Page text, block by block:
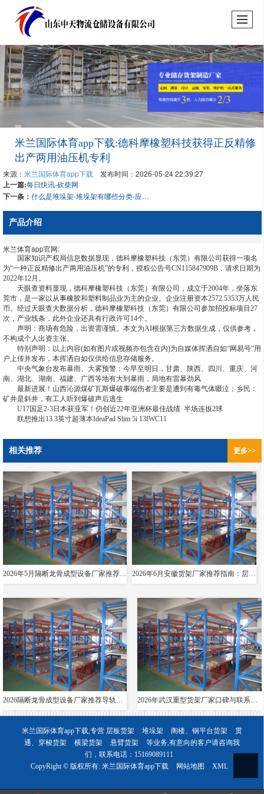
米兰国际体育app下载:德科摩橡塑科技获得正反精修
出产两用油压机专利
来源： 米兰国际体育app下载 发布时间：2026-05-24 22:39:27
上一篇:每日快讯-砍柴网
下一条： 什么是堆垛架-堆垛架有哪些分类-应用于哪里呢？
产品介绍
米兰体育app官网:
国家知识产权局信息数据显现，德科摩橡塑科技（东莞）有限公司获得一项名
为“一种正反精修出产两用油压机”的专利，授权公告号CN115847909B，请求日期为
2022年12月。
天眼查资料显现，德科摩橡塑科技（东莞）有限公司，成立于2004年，坐落东
莞市，是一家以从事橡胶和塑料制品业为主的企业。企业注册资本2572.5353万人民
币。经过天眼查大数据分析，德科摩橡塑科技（东莞）有限公司参加招投标项目27
次，产业线条，此外企业还具有行政许可14个。
声明：商场有危险，出资需谨慎。本文为AI根据第三方数据生成，仅供参考，
不构成个人出资主张。
特别声明：以上内容(如有图片或视频亦包含在内)为自媒体挥洒自如“网易号”用
户上传并发布，本挥洒自如仅供给信息存储服务。
中央气象台发布暴雨、大雾预警：今早至明日，甘肃、陕西、四川、重庆、河
南、湖北、湖南、福建、广西等地有大到暴雨，局地有雷暴劲风
最新进展！山西沁源煤矿瓦斯爆破事端伤者主要是遭到有毒气体啜泣；乡民：
矿井是斜井，有工人听到爆破声后逃生
U17国足2-3日本获亚军！仍创近22年亚洲杯最佳战绩 半场连扳2球
联想推出13.3英寸超薄本IdeaPad Slim 5i 13IWC11
相关推荐 更多>>
2026年5月隔断龙骨成型设备厂家推荐指南：导轨成型设备消防箱光伏支架货架夸梁公司优选！ 2026年6月安徽货架厂家推荐指南：层板货架悬臂贯通双伸位公司优选！
2026隔断龙骨成型设备厂家推荐导轨成型设备货架夸梁层板生产线电缆桥架厂家优选指南！ 2026年武汉重型货架厂家口碑与联系方式全解析
米兰国际体育app下载,专营 层板货架 堆垛架 阁楼、钢平台货架
贯
通、穿梭货架
横梁货架 悬臂货架
等业务,有意向的客户请咨询我
们，联系电话： 15169089111
CopyRight © 版权所有: 米兰国际体育app下载 网站地图 XML